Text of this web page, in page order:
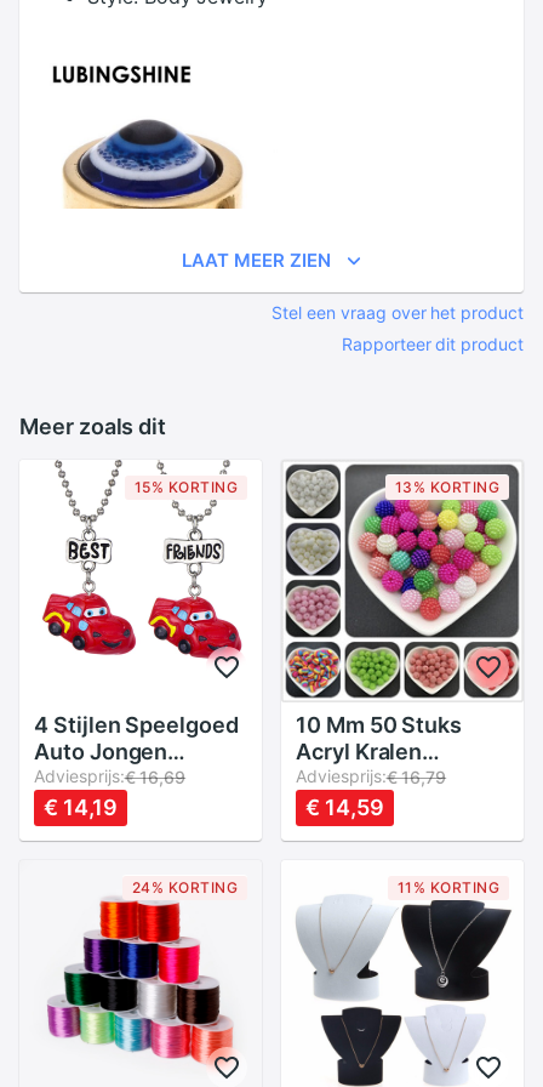
LAAT MEER ZIEN
Stel een vraag over het product
Rapporteer dit product
Meer zoals dit
15% KORTING
4 Stijlen Speelgoed
Auto Jongen
Hanger Ketting
Lange Miniatuur
Vriendschap Kralen
Adviesprijs:€ 16,69
€ 14,19
13% KORTING
10 Mm 50 Stuks
Acryl Kralen
Bayberry Kralen
Ronde Losse Kralen
Fit Europe Kralen
Maken Diy
Accessoires
Adviesprijs:€ 16,79
€ 14,59
24% KORTING 11% KORTING